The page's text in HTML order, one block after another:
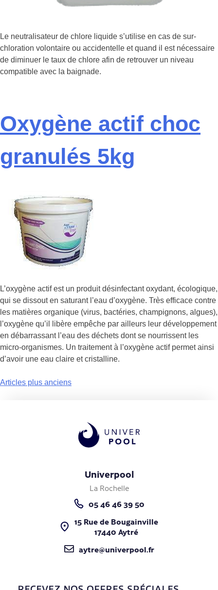
Le neutralisateur de chlore liquide s’utilise en cas de sur-
chloration volontaire ou accidentelle et quand il est nécessaire
de diminuer le taux de chlore afin de retrouver un niveau
compatible avec la baignade.
Oxygène actif choc
granulés 5kg
L’oxygène actif est un produit désinfectant oxydant, écologique,
qui se dissout en saturant l’eau d’oxygène. Très efficace contre
les matières organique (virus, bactéries, champignons, algues),
l’oxygène qu’il libère empêche par ailleurs leur développement
en débarrassant l’eau des déchets dont se nourrissent les
micro-organismes. Un traitement à l’oxygène actif permet ainsi
d’avoir une eau claire et cristalline.
Articles plus anciens
Univerpool
La Rochelle
05 46 46 39 50
15 Rue de Bougainville
17440 Aytré
aytre@univerpool.fr